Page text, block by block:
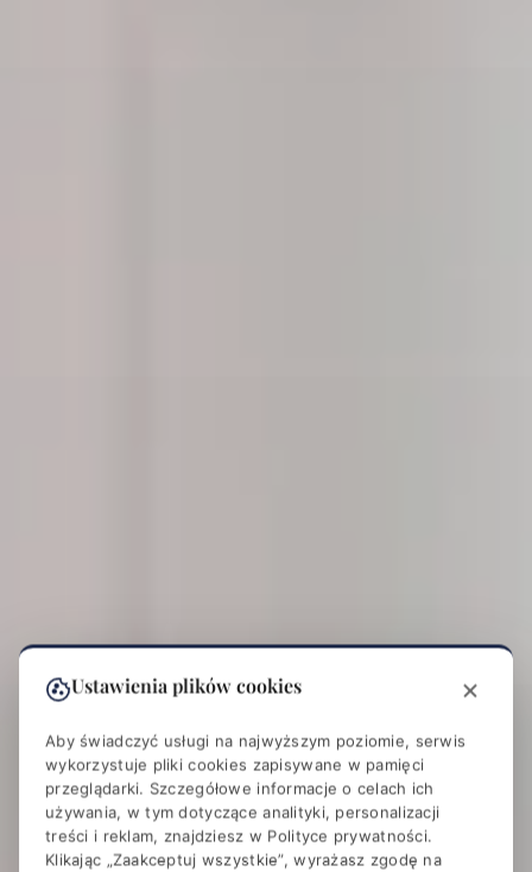
Ustawienia plików cookies
Aby świadczyć usługi na najwyższym poziomie, serwis
wykorzystuje pliki cookies zapisywane w pamięci
przeglądarki. Szczegółowe informacje o celach ich
używania, w tym dotyczące analityki, personalizacji
treści i reklam, znajdziesz w Polityce prywatności.
Klikając „Zaakceptuj wszystkie”, wyrażasz zgodę na